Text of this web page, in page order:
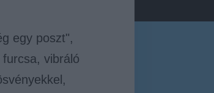
egy poszt",
vibráló